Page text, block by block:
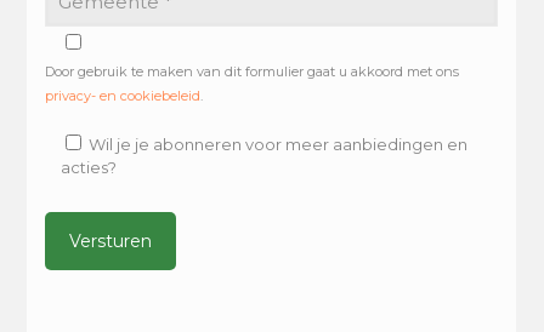
Door gebruik te maken van dit formulier gaat u akkoord met ons
privacy- en cookiebeleid
Wil je je abonneren voor meer aanbiedingen en
acties?